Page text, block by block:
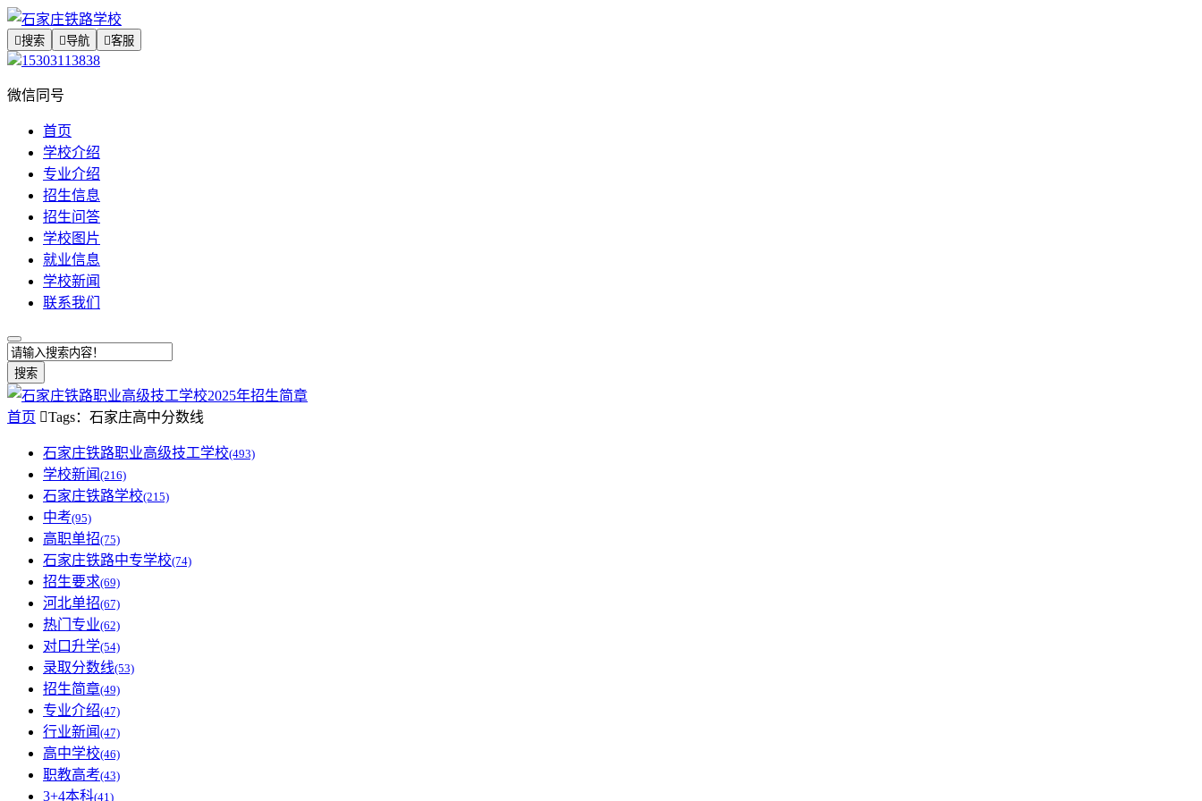
搜索 导航 客服
15303113838
微信同号
首页
学校介绍
专业介绍
招生信息
招生问答
学校图片
就业信息
学校新闻
联系我们
搜索
首页 Tags：石家庄高中分数线
石家庄铁路职业高级技工学校(493)
学校新闻 (216)
石家庄铁路学校(215)
中考(95)
高职单招(75)
石家庄铁路中专学校(74)
招生要求(69)
河北单招(67)
热门专业(62)
对口升学(54)
录取分数线(53)
招生简章(49)
专业介绍(47)
行业新闻 (47)
高中学校(46)
职教高考(43)
3+4本科(41)